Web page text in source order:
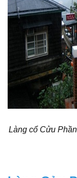
Làng cổ Cửu